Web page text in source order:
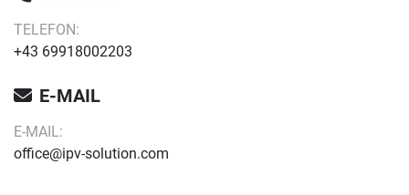
TELEFON:
+43 69918002203
E-MAIL
E-MAIL:
office@ipv-solution.com